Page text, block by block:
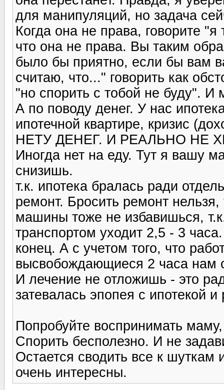
для манипуляций, но задача
Когда она не права, говорите
что она не права. Вы таким
было бы приятно, если бы вам
считаю, что..." говорить как
"но спорить с тобой не буду". И
А по поводу денег. У нас
ипотечной квартире, кризис
НЕТУ ДЕНЕГ. И РЕАЛЬНО НЕ
Иногда нет на еду. Тут я вашу
снизишь.
т.к. ипотека бралась ради
ремонт. Бросить ремонт
машины тоже не избавишься,
транспортом уходит 2,5 - 3
конец. А с учетом того, что
высвобождающиеся 2 часа нам
И лечение не отложишь - это
затевалась эпопея с ипотекой
Попробуйте воспринимать
Спорить бесполезно. И не
Остается сводить все к шуткам
очень интересны.